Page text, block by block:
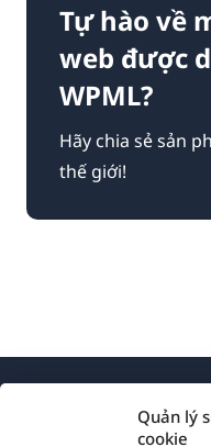
Quản lý
cookie
Tự hào về
web được
WPML?
Hãy chia sẻ sản
thế giới!